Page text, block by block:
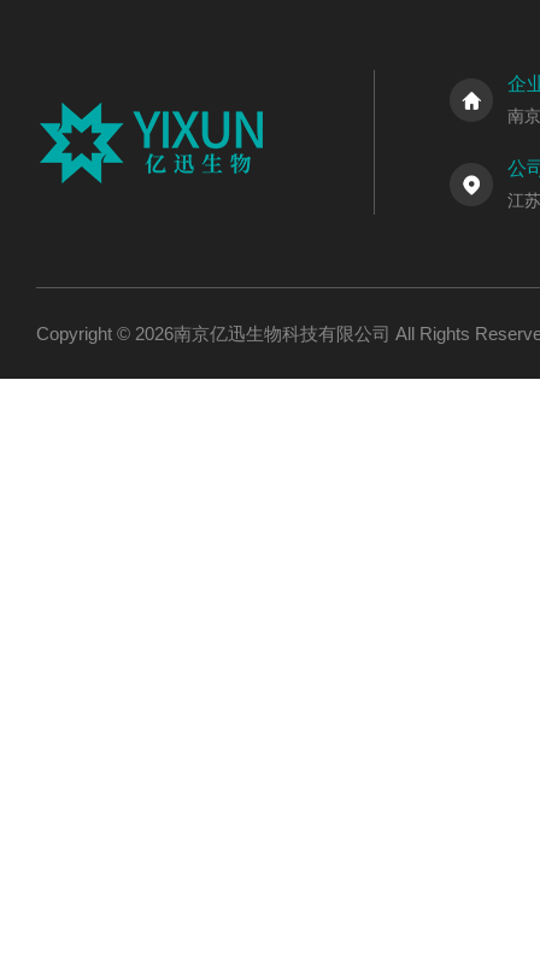
企
南
公
江
Copyright © 2026南京亿迅生物科技有限公司 All Rights